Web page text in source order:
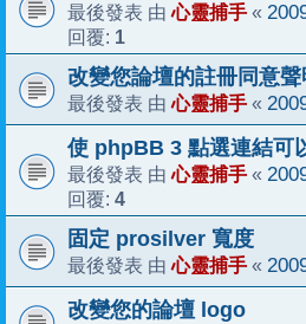
最後發表 由心靈捕手 «
回覆: 1
改變您論壇的註冊同意聲
最後發表 由心靈捕手 «
使 phpBB 3 點選連結可
最後發表 由心靈捕手 «
回覆: 4
固定 prosilver 寬度
最後發表 由心靈捕手 «
改變您的論壇 logo